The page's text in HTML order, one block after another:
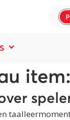
item: